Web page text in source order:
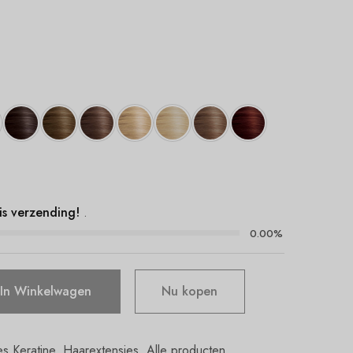
verzending! .
0.00%
In Winkelwagen Nu kopen